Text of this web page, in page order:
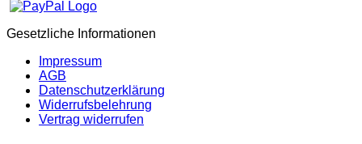
Gesetzliche Informationen
Impressum
AGB
Datenschutzerklärung
Widerrufsbelehrung
Vertrag widerrufen